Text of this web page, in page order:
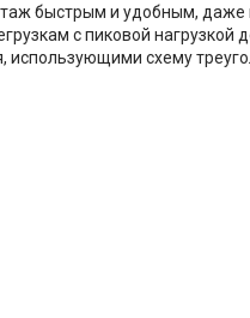
быстрым и удобным, даже
с пиковой нагрузкой
схему